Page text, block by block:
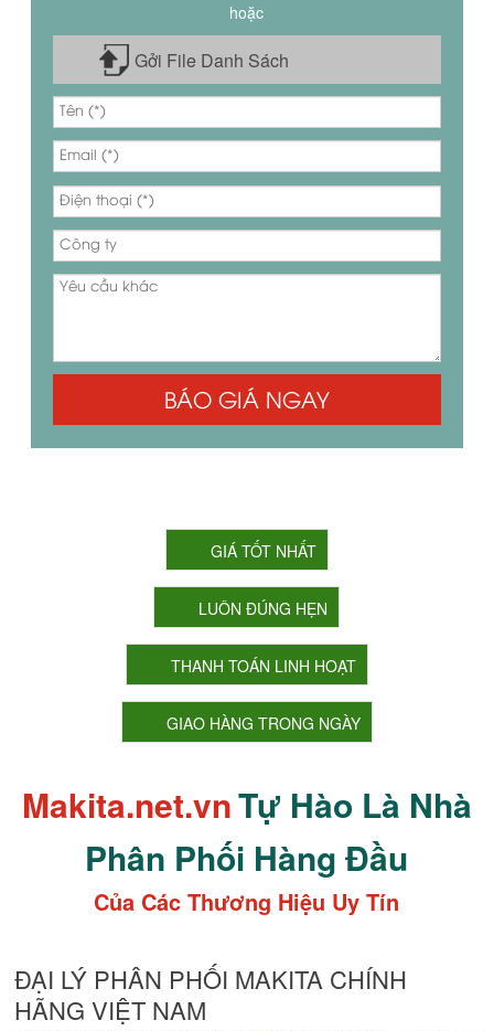
hoặc
Gởi File Danh Sách
BÁO GIÁ NGAY
GIÁ TỐT NHẤT
LUÔN ĐÚNG HẸN
THANH TOÁN LINH HOẠT
GIAO HÀNG TRONG NGÀY
Makita.net.vnTự Hào Là Nhà
Phân Phối Hàng Đầu
Của Các Thương Hiệu Uy Tín
ĐẠI LÝ PHÂN PHỐI MAKITA CHÍNH
HÃNG VIỆT NAM